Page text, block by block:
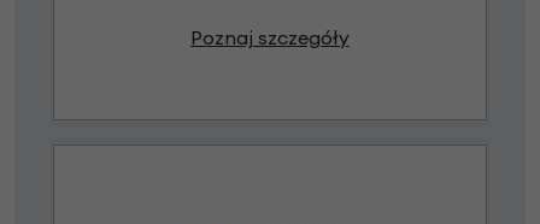
Poznaj szczegóły